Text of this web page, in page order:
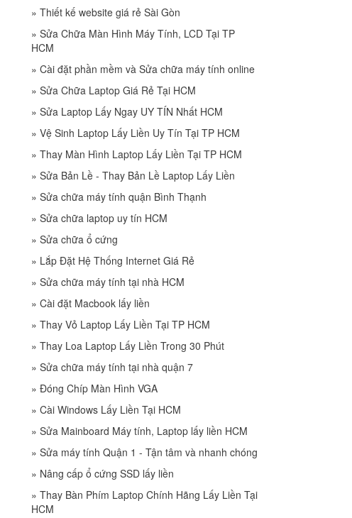
» Thiết kế website giá rẻ Sài Gòn
» Sửa Chữa Màn Hình Máy Tính, LCD Tại TP
HCM
» Cài đặt phần mềm và Sửa chữa máy tính online
» Sửa Chữa Laptop Giá Rẻ Tại HCM
» Sửa Laptop Lấy Ngay UY TÍN Nhất HCM
» Vệ Sinh Laptop Lấy Liền Uy Tín Tại TP HCM
» Thay Màn Hình Laptop Lấy Liền Tại TP HCM
» Sửa Bản Lề - Thay Bản Lề Laptop Lấy Liền
» Sửa chữa máy tính quận Bình Thạnh
» Sửa chữa laptop uy tín HCM
» Sửa chữa ổ cứng
» Lắp Đặt Hệ Thống Internet Giá Rẻ
» Sửa chữa máy tính tại nhà HCM
» Cài đặt Macbook lấy liền
» Thay Vỏ Laptop Lấy Liền Tại TP HCM
» Thay Loa Laptop Lấy Liền Trong 30 Phút
» Sửa chữa máy tính tại nhà quận 7
» Đóng Chíp Màn Hình VGA
» Cài Windows Lấy Liền Tại HCM
» Sửa Mainboard Máy tính, Laptop lấy liền HCM
» Sửa máy tính Quận 1 - Tận tâm và nhanh chóng
» Nâng cấp ổ cứng SSD lấy liền
» Thay Bàn Phím Laptop Chính Hãng Lấy Liền Tại
HCM